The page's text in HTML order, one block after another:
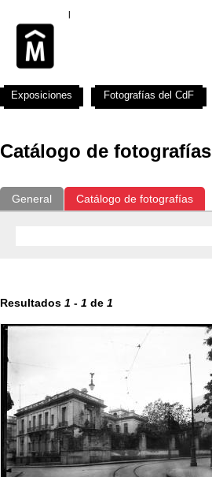
Catálogo de fotografías
General Catálogo de fotografías
Resultados 1 - 1 de 1
Exposiciones Fotografías del CdF